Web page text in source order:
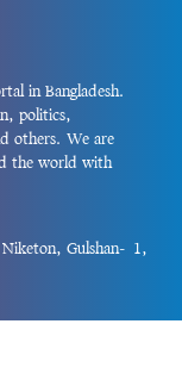
in Bangladesh.
politics,
others. We are
the world with
Gulshan-1,